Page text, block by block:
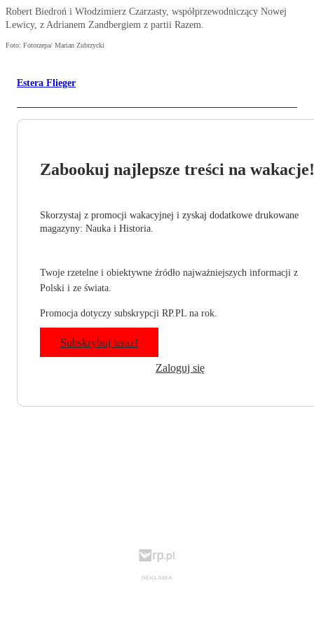
Robert Biedroń i Włodzimierz Czarzasty, współprzewodniczący Nowej
Lewicy, z Adrianem Zandbergiem z partii Razem.
Foto: Fotorzepa/ Marian Zubrzycki
Estera Flieger
Zabookuj najlepsze treści na wakacje!
Skorzystaj z promocji wakacyjnej i zyskaj dodatkowe drukowane
magazyny: Nauka i Historia.
Twoje rzetelne i obiektywne źródło najważniejszych informacji z
Polski i ze świata.
Promocja dotyczy subskrypcji RP.PL na rok.
Subskrybuj teraz!
Zaloguj się